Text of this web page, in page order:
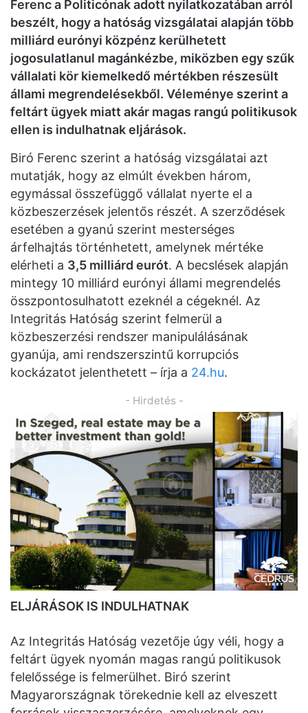
Ferenc a Politicónak adott nyilatkozatában arról
beszélt, hogy a hatóság vizsgálatai alapján több
milliárd eurónyi közpénz kerülhetett
jogosulatlanul magánkézbe, miközben egy szűk
vállalati kör kiemelkedő mértékben részesült
állami megrendelésekből. Véleménye szerint a
feltárt ügyek miatt akár magas rangú politikusok
ellen is indulhatnak eljárások.
Biró Ferenc szerint a hatóság vizsgálatai azt
mutatják, hogy az elmúlt években három,
egymással összefüggő vállalat nyerte el a
közbeszerzések jelentős részét. A szerződések
esetében a gyanú szerint mesterséges
árfelhajtás történhetett, amelynek mértéke
elérheti a 3,5 milliárd eurót. A becslések alapján
mintegy 10 milliárd eurónyi állami megrendelés
összpontosulhatott ezeknél a cégeknél. Az
Integritás Hatóság szerint felmerül a
közbeszerzési rendszer manipulálásának
gyanúja, ami rendszerszintű korrupciós
kockázatot jelenthetett – írja a 24.hu.
- Hirdetés -
ELJÁRÁSOK IS INDULHATNAK
Az Integritás Hatóság vezetője úgy véli, hogy a
feltárt ügyek nyomán magas rangú politikusok
felelőssége is felmerülhet. Biró szerint
Magyarországnak törekednie kell az elveszett